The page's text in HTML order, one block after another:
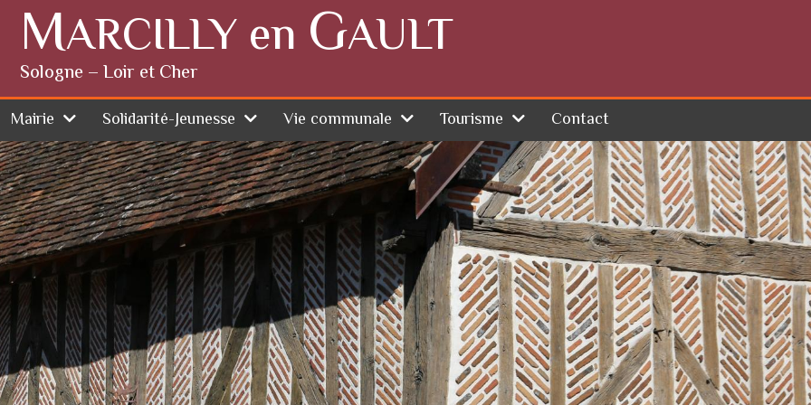
MARCILLY en GAULT
Sologne – Loir et Cher
Mairie Solidarité-Jeunesse Vie communale Tourisme Contact